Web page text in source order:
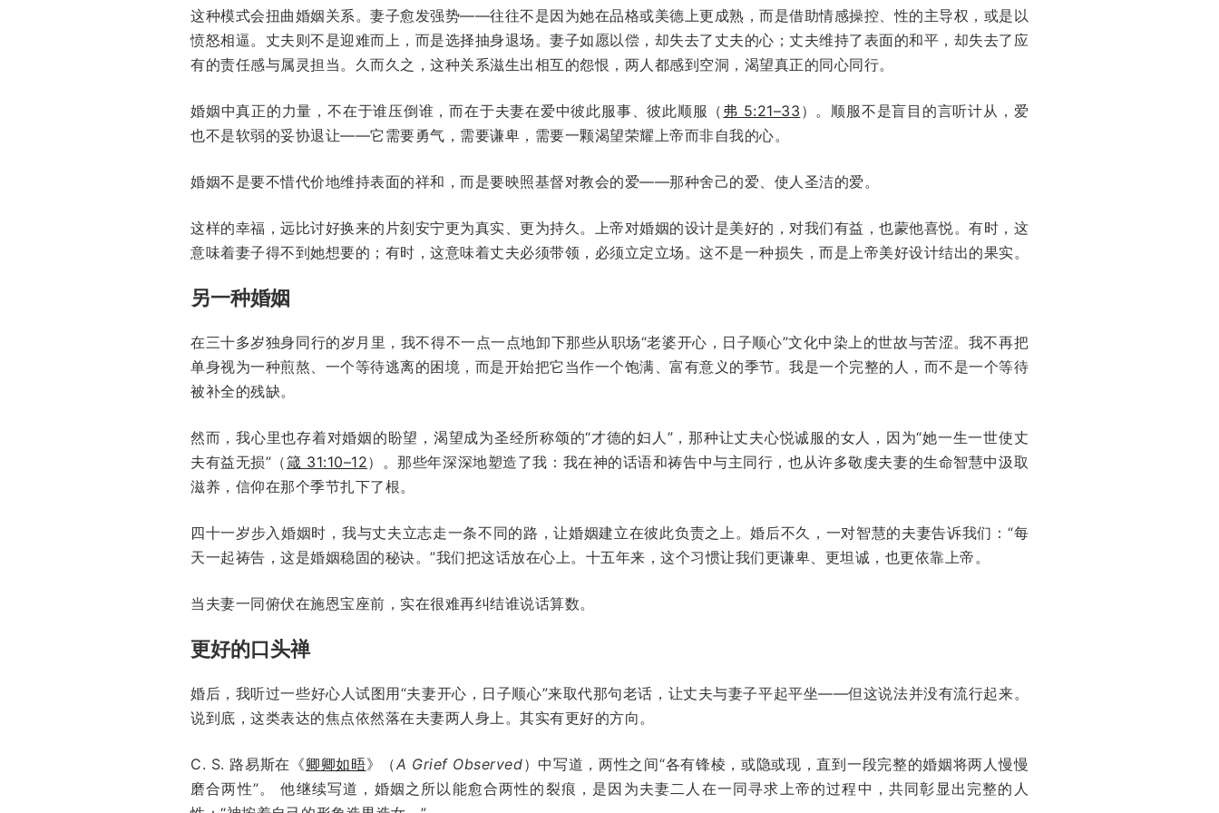
这种模式会扭曲婚姻关系。妻子愈发强势——往往不是因为她在品格或美德上更成熟，而是借助情感操控、性的主导权，或是以
愤怒相逼。丈夫则不是迎难而上，而是选择抽身退场。妻子如愿以偿，却失去了丈夫的心；丈夫维持了表面的和平，却失去了应
有的责任感与属灵担当。久而久之，这种关系滋生出相互的怨恨，两人都感到空洞，渴望真正的同心同行。
婚姻中真正的力量，不在于谁压倒谁，而在于夫妻在爱中彼此服事、彼此顺服（ 弗 5:21–33 ）。顺服不是盲目的言听计从，爱
也不是软弱的妥协退让——它需要勇气，需要谦卑，需要一颗渴望荣耀上帝而非自我的心。
婚姻不是要不惜代价地维持表面的祥和，而是要映照基督对教会的爱——那种舍己的爱、使人圣洁的爱。
这样的幸福，远比讨好换来的片刻安宁更为真实、更为持久。上帝对婚姻的设计是美好的，对我们有益，也蒙他喜悦。有时，这
意味着妻子得不到她想要的；有时，这意味着丈夫必须带领，必须立定立场。这不是一种损失，而是上帝美好设计结出的果实。
另一种婚姻
在三十多岁独身同行的岁月里，我不得不一点一点地卸下那些从职场“老婆开心，日子顺心”文化中染上的世故与苦涩。我不再把
单身视为一种煎熬、一个等待逃离的困境，而是开始把它当作一个饱满、富有意义的季节。我是一个完整的人，而不是一个等待
被补全的残缺。
然而，我心里也存着对婚姻的盼望，渴望成为圣经所称颂的“才德的妇人”，那种让丈夫心悦诚服的女人，因为“她一生一世使丈
夫有益无损”（箴 31:10–12）。那些年深深地塑造了我：我在神的话语和祷告中与主同行，也从许多敬虔夫妻的生命智慧中汲取
滋养，信仰在那个季节扎下了根。
四十一岁步入婚姻时，我与丈夫立志走一条不同的路，让婚姻建立在彼此负责之上。婚后不久，一对智慧的夫妻告诉我们：“每
天一起祷告，这是婚姻稳固的秘诀。”我们把这话放在心上。十五年来，这个习惯让我们更谦卑、更坦诚，也更依靠上帝。
当夫妻一同俯伏在施恩宝座前，实在很难再纠结谁说话算数。
更好的口头禅
婚后，我听过一些好心人试图用“夫妻开心，日子顺心”来取代那句老话，让丈夫与妻子平起平坐——但这说法并没有流行起来。
说到底，这类表达的焦点依然落在夫妻两人身上。其实有更好的方向。
C. S. 路易斯在《卿卿如晤》（A Grief Observed）中写道，两性之间“各有锋棱，或隐或现，直到一段完整的婚姻将两人慢慢
磨合两性”。 他继续写道，婚姻之所以能愈合两性的裂痕，是因为夫妻二人在一同寻求上帝的过程中，共同彰显出完整的人